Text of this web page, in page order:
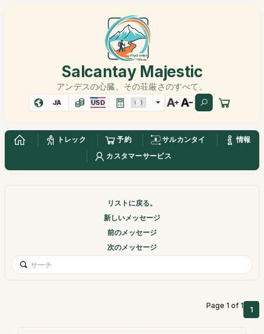
Salcantay Majestic
アンデスの心臓、その荘厳さのすべて。
JA USD
トレック 予約 サルカンタイ
情報
カスタマーサービス
リストに戻る。
新しいメッセージ
前のメッセージ
次のメッセージ
Page 1 of 1 1